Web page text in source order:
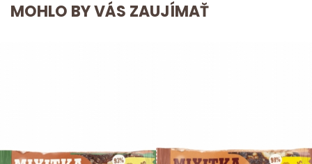
MOHLO BY VÁS ZAUJÍMAŤ